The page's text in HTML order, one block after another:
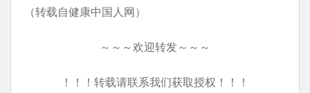
（转载自健康中国人网）
～～～欢迎转发～～～
！！！转载请联系我们获取授权！！！